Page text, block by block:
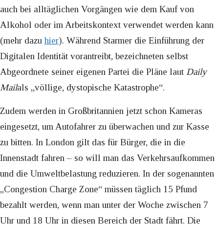
auch bei alltäglichen Vorgängen wie dem Kauf von
Alkohol oder im Arbeitskontext verwendet werden kann
(mehr dazuhier). Während Starmer die Einführung der
Digitalen Identität vorantreibt, bezeichneten selbst
Abgeordnete seiner eigenen Partei die Pläne laut Daily
Mailals „völlige, dystopische Katastrophe“.
Zudem werden in Großbritannien jetzt schon Kameras
eingesetzt, um Autofahrer zu überwachen und zur Kasse
zu bitten. In London gilt das für Bürger, die in die
Innenstadt fahren – so will man das Verkehrsaufkommen
und die Umweltbelastung reduzieren. In der sogenannten
„Congestion Charge Zone“ müssen täglich 15 Pfund
bezahlt werden, wenn man unter der Woche zwischen 7
Uhr und 18 Uhr in diesen Bereich der Stadt fährt. Die